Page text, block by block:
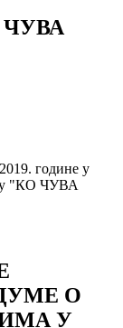
године у
"КО ЧУВА
О
У